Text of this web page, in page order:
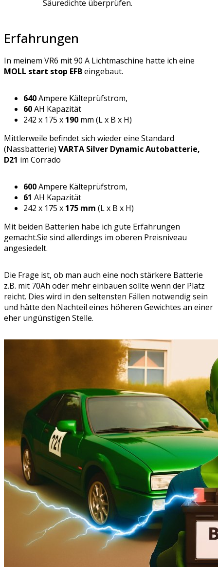
Säuredichte überprüfen.
Erfahrungen
In meinem VR6 mit 90 A Lichtmaschine hatte ich eine
MOLL start stop EFBeingebaut.
640Ampere Kälteprüfstrom,
60AH Kapazität
242 x 175 x 190 mm (L x B x H)
Mittlerweile befindet sich wieder eine Standard
(Nassbatterie) VARTA Silver Dynamic Autobatterie,
D21 im Corrado
600Ampere Kälteprüfstrom,
61 AH Kapazität
242 x 175 x 175 mm (L x B x H)
Mit beiden Batterien habe ich gute Erfahrungen
gemacht.Sie sind allerdings im oberen Preisniveau
angesiedelt.
Die Frage ist, ob man auch eine noch stärkere Batterie
z.B. mit 70Ah oder mehr einbauen sollte wenn der Platz
reicht. Dies wird in den seltensten Fällen notwendig sein
und hätte den Nachteil eines höheren Gewichtes an einer
eher ungünstigen Stelle.